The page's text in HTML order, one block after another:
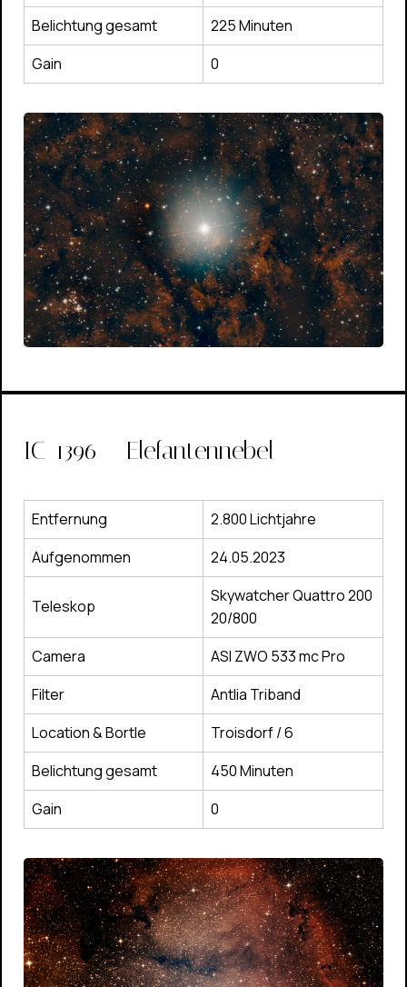
Belichtung gesamt
225 Minuten
Gain
0
IC-1396 – Elefantennebel
Entfernung
2.800 Lichtjahre
Aufgenommen
24.05.2023
Teleskop
Skywatcher Quattro 200
20/800
Camera
ASI ZWO 533 mc Pro
Filter
Antlia Triband
Location & Bortle
Troisdorf / 6
Belichtung gesamt
450 Minuten
Gain
0